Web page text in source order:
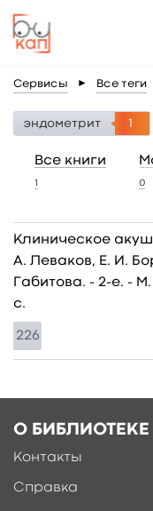
Сервисы ► Все теги
эндометрит 1
Все книги
1 0
Клиническое
А. Леваков, Е. И.
Габитова. - 2-е. -
c.
226
О БИБЛИОТЕКЕ
Контакты
Справка